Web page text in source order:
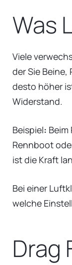
Was
Viele
der Sie
desto höher
Widerstand.
Beispiel:
Rennboot
ist die Kraft
Bei einer
welche
Drag